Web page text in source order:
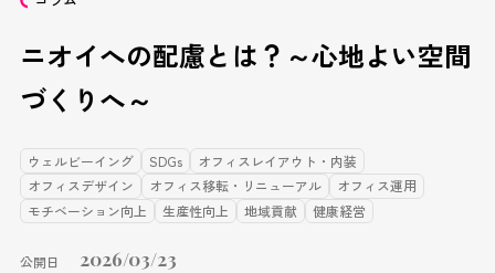
ニオイへの配慮とは？～心地よい空間
づくりへ～
ウェルビーイング SDGs
オフィスレイアウト・内装
オフィスデザイン
オフィス移転・リニューアル
オフィス運用
モチベーション向上
生産性向上 地域貢献 健康経営
公開日 2026/03/23